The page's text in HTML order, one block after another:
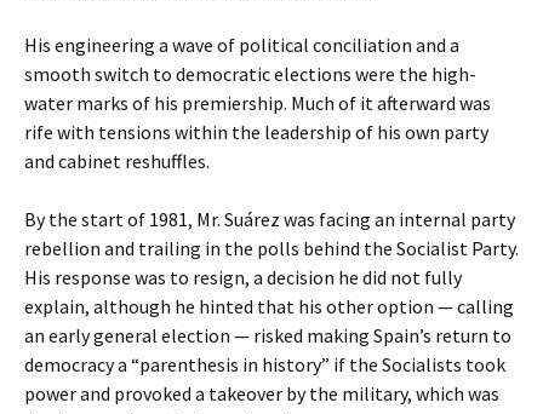
His engineering a wave of political conciliation and a
smooth switch to democratic elections were the high-
water marks of his premiership. Much of it afterward was
rife with tensions within the leadership of his own party
and cabinet reshuffles.
By the start of 1981, Mr. Suárez was facing an internal party
rebellion and trailing in the polls behind the Socialist Party.
His response was to resign, a decision he did not fully
explain, although he hinted that his other option — calling
an early general election — risked making Spain’s return to
democracy a “parenthesis in history” if the Socialists took
power and provoked a takeover by the military, which was